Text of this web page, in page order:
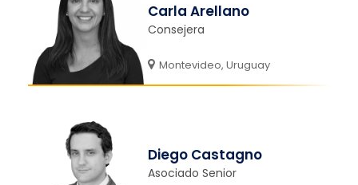
Carla Arellano
Consejera
Montevideo, Uruguay
Diego Castagno
Asociado Senior